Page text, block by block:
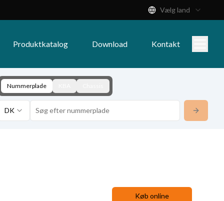
Vælg land
Produktkatalog Download Kontakt
Nummerplade
DK
Køb online